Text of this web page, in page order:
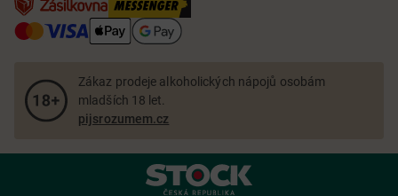
Zákaz prodeje alkoholických nápojů osobám
mladších 18 let.
pijsrozumem.cz